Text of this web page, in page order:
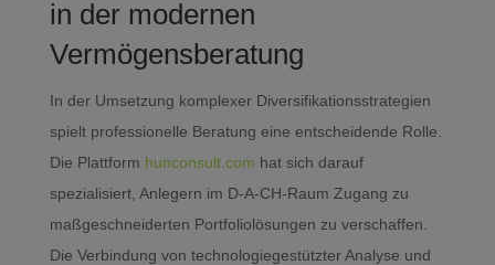
in der modernen
Vermögensberatung
In der Umsetzung komplexer Diversifikationsstrategien
spielt professionelle Beratung eine entscheidende Rolle.
Die Plattform hunconsult.com hat sich darauf
spezialisiert, Anlegern im D-A-CH-Raum Zugang zu
maßgeschneiderten Portfoliolösungen zu verschaffen.
Die Verbindung von technologiegestützter Analyse und